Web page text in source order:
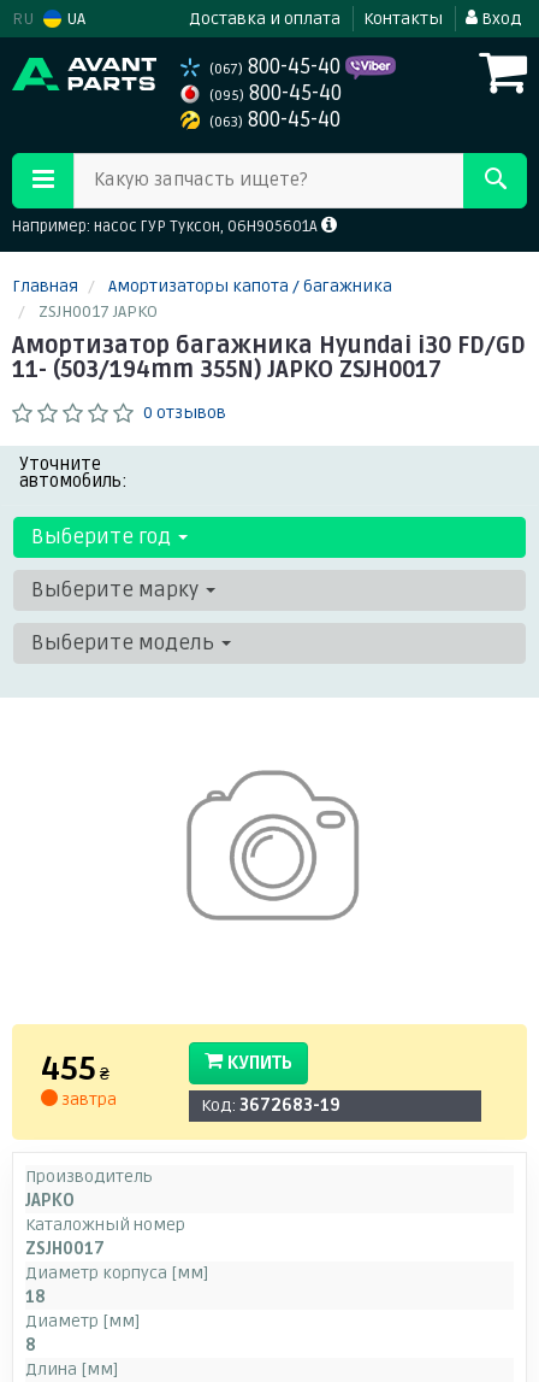
RU UA Доставка и оплата Контакты Вход
(067) 800-45-40
(095) 800-45-40
(063) 800-45-40
Какую запчасть ищете?
Например: насос ГУР Туксон, 06H905601A
Главная
Амортизаторы капота / багажника
ZSJH0017 JAPKO
Амортизатор багажника Hyundai i30 FD/GD
11- (503/194mm 355N) JAPKO ZSJH0017
0 отзывов
Уточните
автомобиль:
Выберите год
Выберите марку
Выберите модель
455 ₴
завтра
КУПИТЬ
Код: 3672683-19
Производитель
JAPKO
Каталожный номер
ZSJH0017
Диаметр корпуса [мм]
18
Диаметр [мм]
8
Длина [мм]